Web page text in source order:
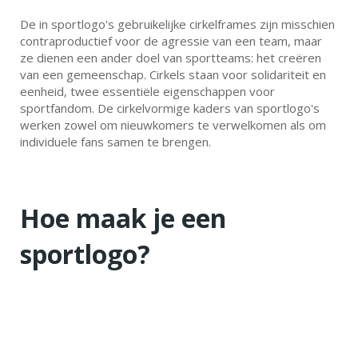
De in sportlogo's gebruikelijke cirkelframes zijn misschien
contraproductief voor de agressie van een team, maar
ze dienen een ander doel van sportteams: het creëren
van een gemeenschap. Cirkels staan voor solidariteit en
eenheid, twee essentiële eigenschappen voor
sportfandom. De cirkelvormige kaders van sportlogo's
werken zowel om nieuwkomers te verwelkomen als om
individuele fans samen te brengen.
Hoe maak je een
sportlogo?